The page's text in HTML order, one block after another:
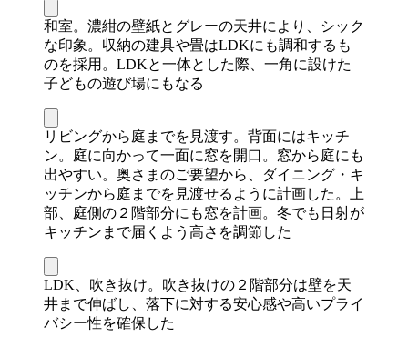
和室。濃紺の壁紙とグレーの天井により、シック
な印象。収納の建具や畳はLDKにも調和するも
のを採用。LDKと一体とした際、一角に設けた
子どもの遊び場にもなる
リビングから庭までを見渡す。背面にはキッチ
ン。庭に向かって一面に窓を開口。窓から庭にも
出やすい。奥さまのご要望から、ダイニング・キ
ッチンから庭までを見渡せるように計画した。上
部、庭側の２階部分にも窓を計画。冬でも日射が
キッチンまで届くよう高さを調節した
LDK、吹き抜け。吹き抜けの２階部分は壁を天
井まで伸ばし、落下に対する安心感や高いプライ
バシー性を確保した